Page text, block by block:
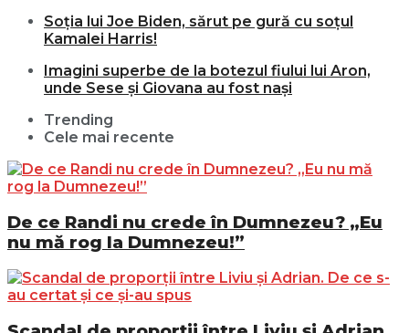
Soția lui Joe Biden, sărut pe gură cu soțul
Kamalei Harris!
Imagini superbe de la botezul fiului lui Aron,
unde Sese și Giovana au fost nași
Trending
Cele mai recente
De ce Randi nu crede în Dumnezeu? „Eu
nu mă rog la Dumnezeu!”